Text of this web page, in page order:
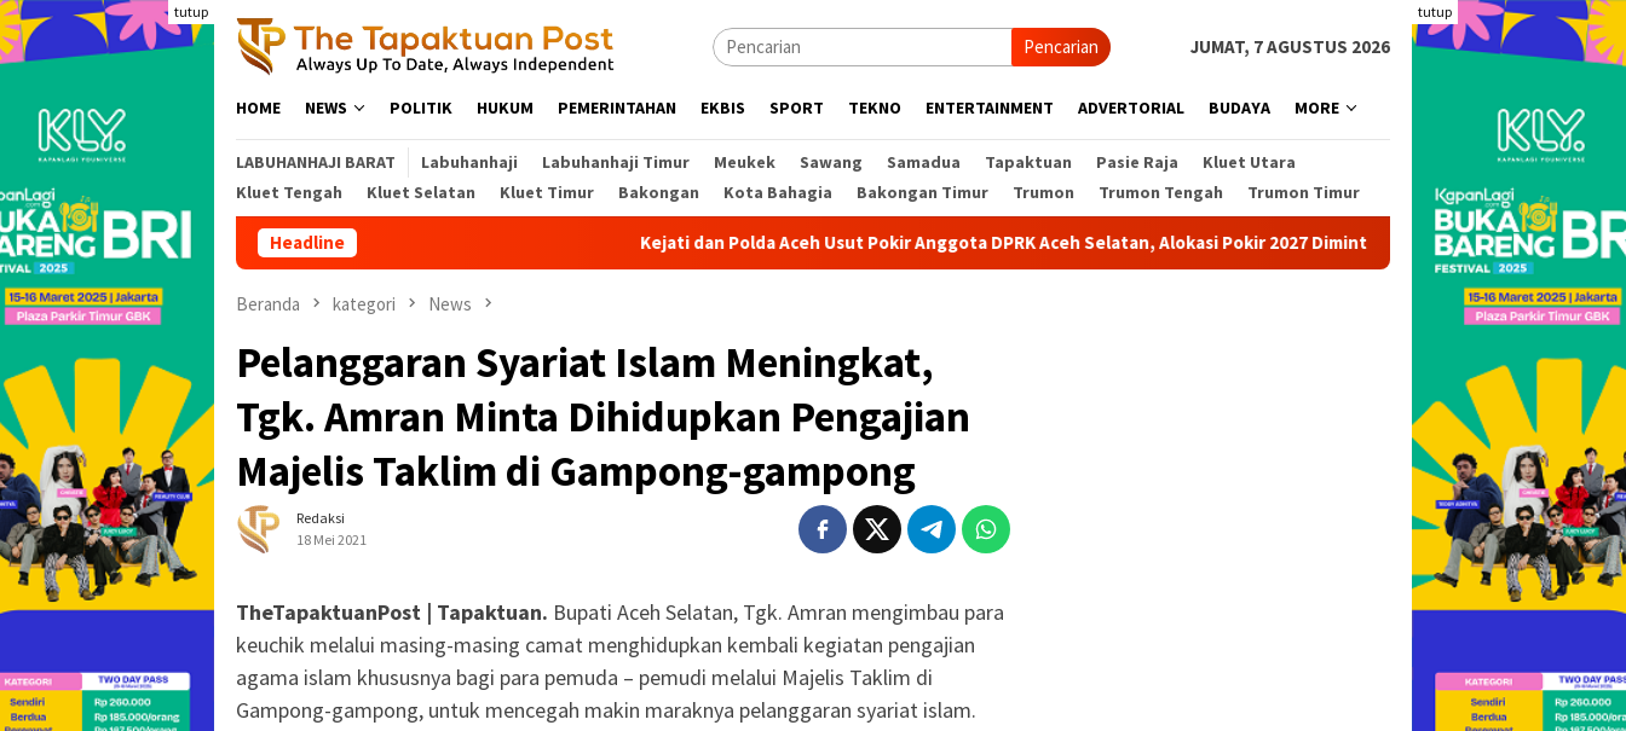
Loncat
ke
konten
tutup tutup
Pencarian JUMAT, 7 AGUSTUS 2026
HOME NEWS POLITIK HUKUM PEMERINTAHAN EKBIS SPORT TEKNO ENTERTAINMENT ADVERTORIAL BUDAYA MORE
LABUHANHAJI BARAT Labuhanhaji Labuhanhaji Timur Meukek Sawang Samadua Tapaktuan Pasie Raja
Kluet Utara
Kluet Tengah
Kluet Selatan Kluet Timur Bakongan Kota Bahagia Bakongan Timur Trumon Trumon Tengah Trumon Timur
Headline Kejati dan Polda Aceh Usut Pokir Anggota DPRK Aceh Selatan, Alokasi Pokir 2027 Diminta Dihentikan Pohon Besar
Beranda kategori News
Pelanggaran Syariat Islam Meningkat,
Tgk. Amran Minta Dihidupkan Pengajian
Majelis Taklim di Gampong-gampong
Redaksi
18 Mei 2021
TheTapaktuanPost | Tapaktuan. Bupati Aceh Selatan, Tgk. Amran mengimbau para
keuchik melalui masing-masing camat menghidupkan kembali kegiatan pengajian
agama islam khususnya bagi para pemuda – pemudi melalui Majelis Taklim di
Gampong-gampong, untuk mencegah makin maraknya pelanggaran syariat islam.